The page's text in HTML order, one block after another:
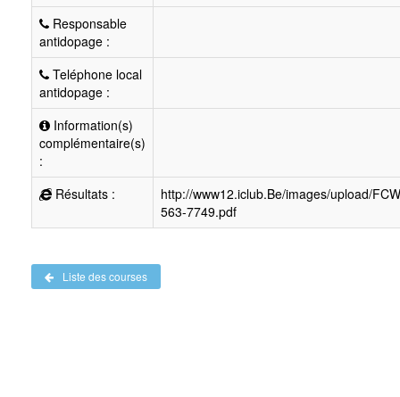
Responsable
antidopage :
Teléphone local
antidopage :
Information(s)
complémentaire(s)
:
Résultats :
http://www12.iclub.Be/images/upload/
563-7749.pdf
Liste des courses